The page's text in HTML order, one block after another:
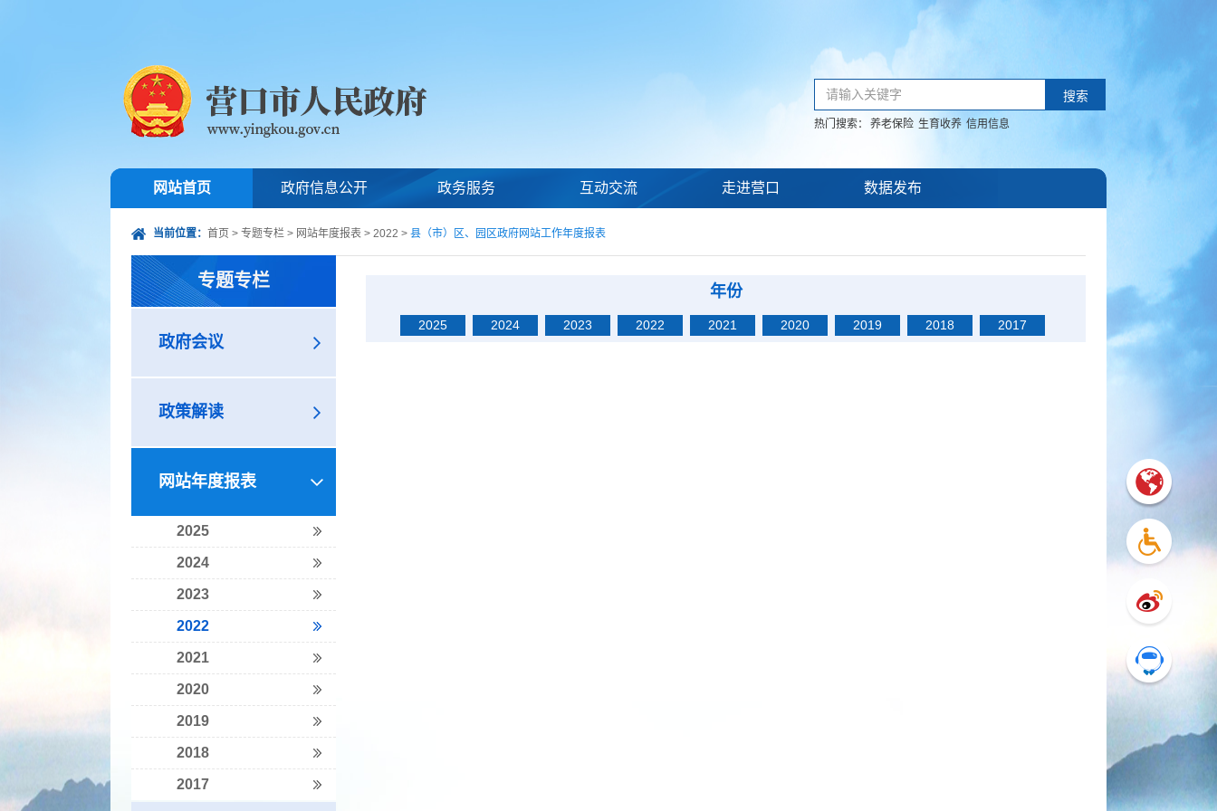
请输入关键字 搜索
热门搜索： 养老保险 生育收养 信用信息
网站首页 政府信息公开 政务服务 互动交流 走进营口 数据发布
当前位置： 首页 > 专题专栏 > 网站年度报表 > 2022 > 县（市）区、园区政府网站工作年度报表
专题专栏
政府会议
政策解读
网站年度报表
2025
2024
2023
2022
2021
2020
2019
2018
2017
年份
2025 2024 2023 2022 2021 2020 2019 2018 2017